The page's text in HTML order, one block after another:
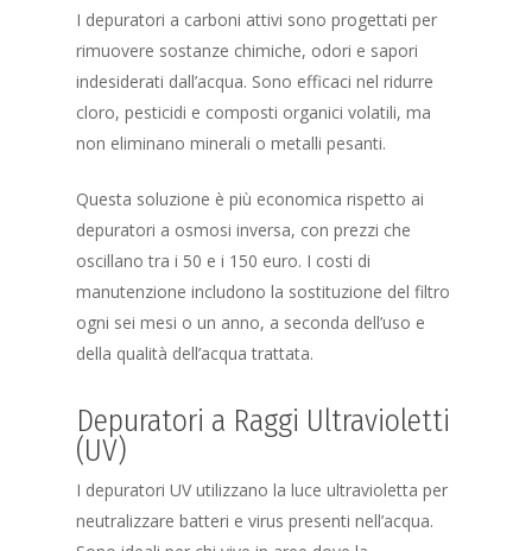
I depuratori a carboni attivi sono progettati per
rimuovere sostanze chimiche, odori e sapori
indesiderati dall’acqua. Sono efficaci nel ridurre
cloro, pesticidi e composti organici volatili, ma
non eliminano minerali o metalli pesanti.
Questa soluzione è più economica rispetto ai
depuratori a osmosi inversa, con prezzi che
oscillano tra i 50 e i 150 euro. I costi di
manutenzione includono la sostituzione del filtro
ogni sei mesi o un anno, a seconda dell’uso e
della qualità dell’acqua trattata.
Depuratori a Raggi Ultravioletti
(UV)
I depuratori UV utilizzano la luce ultravioletta per
neutralizzare batteri e virus presenti nell’acqua.